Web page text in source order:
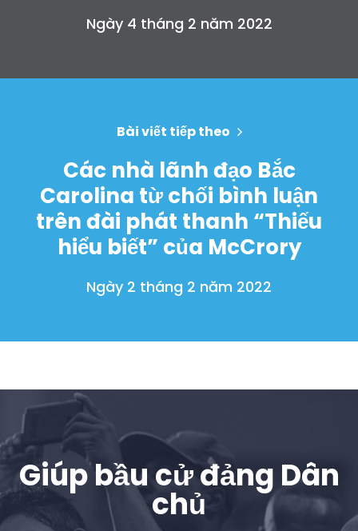
Trang chủ
Làm việc với chúng tôi
Nhấn
Bữa tiệc của bạn
Hoạt động
Vote
Quyên tặng
Ngày 4 tháng 2 năm 2022
Bài viết tiếp theo
Các nhà lãnh đạo Bắc
Carolina từ chối bình luận
trên đài phát thanh “Thiếu
hiểu biết” của McCrory
Ngày 2 tháng 2 năm 2022
Giúp bầu cử đảng Dân
chủ